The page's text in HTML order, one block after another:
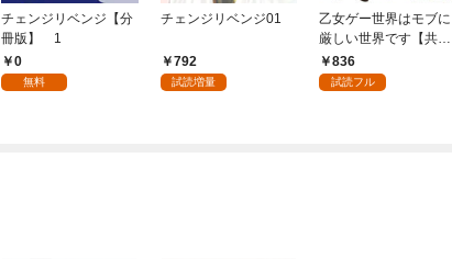
チェンジリベンジ【分
冊版】 1
0
無料
チェンジリベンジ01
792
試読増量
乙女ゲー世界はモブに
厳しい世界です【共和
国編】 ０１
836
試読フル